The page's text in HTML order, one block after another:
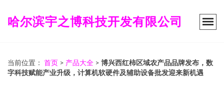
哈尔滨宇之博科技开发有限公司
当前位置： 首页 > 产品大全 > 博兴西红柿区域农产品品牌发布，数
字科技赋能产业升级，计算机软硬件及辅助设备批发迎来新机遇